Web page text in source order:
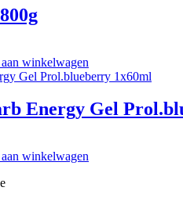
winkelwagen
Energy Gel
winkelwagen